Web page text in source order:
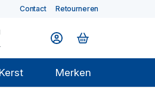
Contact Retourneren
Kerst Merken